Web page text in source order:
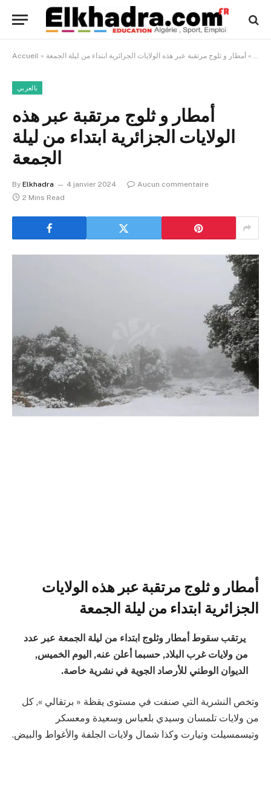
Accueil » » أمطار و ثلوج مرتقبة عبر هذه الولايات الجزائرية ابتداء من ليلة الجمعة
بالعربي
أمطار و ثلوج مرتقبة عبر هذه
الولايات الجزائرية ابتداء من ليلة
الجمعة
By Elkhadra 4 janvier 2024
Aucun commentaire
2 Mins Read
أمطار و ثلوج مرتقبة عبر هذه الولايات
الجزائرية ابتداء من ليلة الجمعة
يرتقب سقوط أمطار وثلوج ابتداء من ليلة الجمعة عبر عدد
من ولايات غرب البلاد, حسبما أعلن عنه, اليوم الخميس,
الديوان الوطني للأرصاد الجوية في نشرية خاصة.
وتخص النشرية التي صنفت في مستوى يقظة « برتقالي », كل
من ولايات تلمسان وسيدي بلعباس وسعيدة ومعسكر
وتيسمسيلت وتيارت وكذا شمال ولايات الجلفة والأغواط والبيض.